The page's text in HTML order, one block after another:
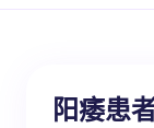
阳痿患